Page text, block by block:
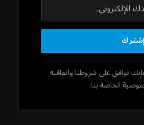
توافق على شروطنا واتفاقية
الخاصة بنا.